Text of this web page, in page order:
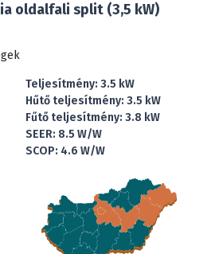
oldalfali split (3,5 kW)
Teljesítmény: 3.5 kW
Hűtő teljesítmény: 3.5 kW
Fűtő teljesítmény: 3.8 kW
SEER: 8.5 W/W
SCOP: 4.6 W/W